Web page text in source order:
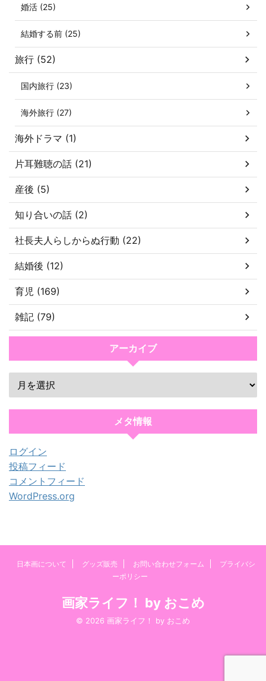
婚活 (25)
結婚する前 (25)
旅行 (52)
国内旅行 (23)
海外旅行 (27)
海外ドラマ (1)
片耳難聴の話 (21)
産後 (5)
知り合いの話 (2)
社長夫人らしからぬ行動 (22)
結婚後 (12)
育児 (169)
雑記 (79)
アーカイブ
メタ情報
ログイン
投稿フィード
コメントフィード
WordPress.org
日本画について グッズ販売 お問い合わせフォーム
プライバシ
ーポリシー
画家ライフ！ by おこめ
© 2026 画家ライフ！ by おこめ